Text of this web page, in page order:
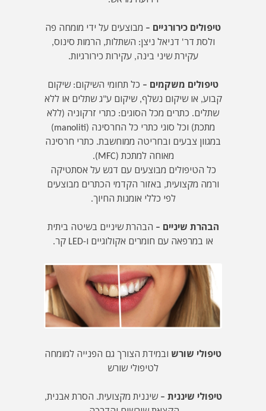
טיפולים כירורגיים – מבוצעים על ידי מומחה פה
ולסת דר' דניאל ניצן: השתלות, הרמות סינוס,
עקירת שיני בינה, עקירות כירורגיות.
טיפולים משקמים – כל תחומי השיקום: שיקום
קבוע, או שיקום נשלף, שיקום ע"ג שתלים או ללא
שתלים. כתרים מכל הסוגים: כתרי זרקוניה (ללא
מתכת) וכל סוגי כתרי כל החרסינה (manoliti)
במגוון צבעים ובחריטה ממוחשבת. כתרי חרסינה
מאוחה למתכת (MFC).
כל הטיפולים מבוצעים עם דגש על אסתטיקה
ורמה מקצועית, באזור הקדמי הכתרים מבוצעים
לפי כללי אומנות החיוך.
הבהרת שיניים – הבהרת שיניים בשיטה ביתית
או במרפאה עם חומרים אקולוגיים ו-LED קר.
טיפולי שורש ובמידת הצורך גם הפנייה למומחה
לטיפולי שורש
טיפולי שיננית – שיננית מקצועית. הסרת אבנית,